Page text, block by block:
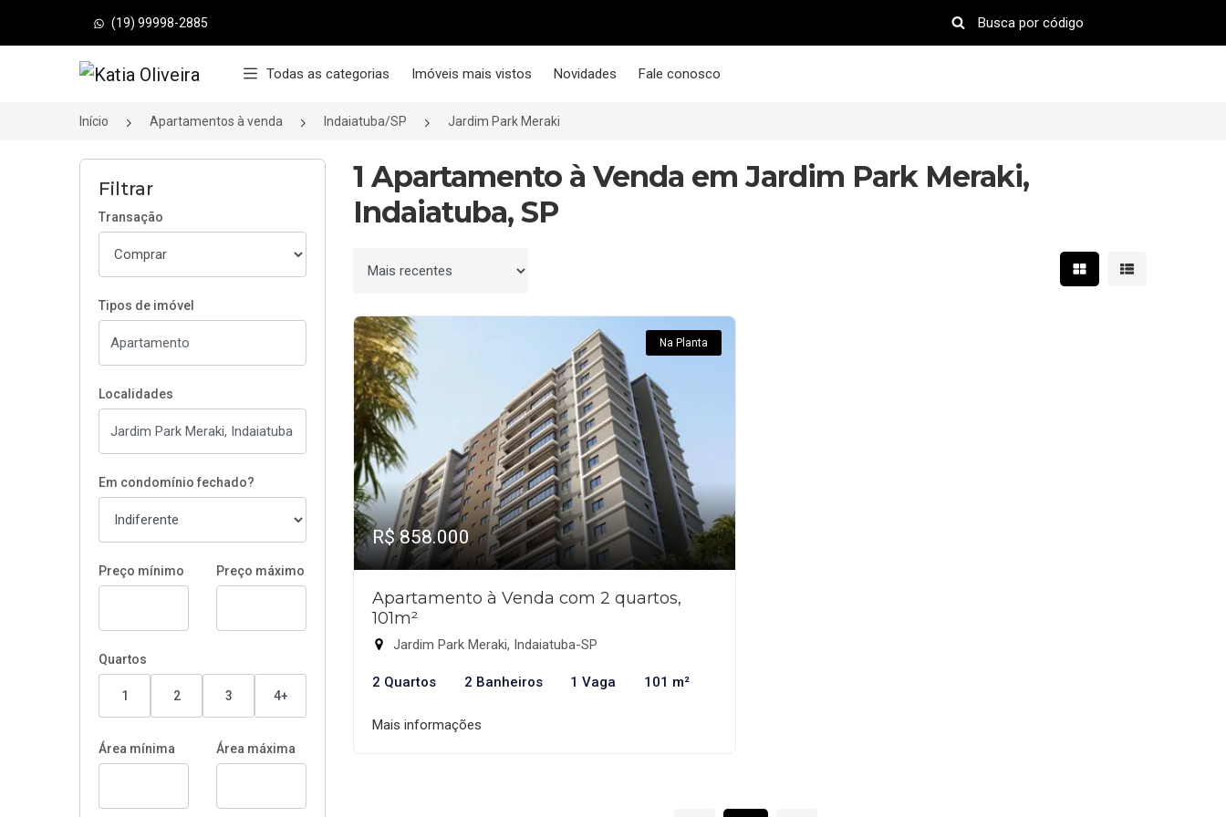
(19) 99998-2885
Página inicial Todas as categorias Imóveis mais vistos Novidades Fale conosco
Início Apartamentos à venda Indaiatuba/SP Jardim Park Meraki
Filtrar
Transação
Tipos de imóvel
Localidades
Em condomínio fechado?
Preço mínimo Preço máximo
Quartos
1 2 3 4+
Área mínima Área máxima
1 Apartamento à Venda em Jardim Park Meraki,
Indaiatuba, SP
Ordenar por Mostrar resultados em
Mostrar
Na Planta
R$ 858.000
Apartamento à Venda com 2 quartos,
101m²
Jardim Park Meraki, Indaiatuba-SP
2 Quartos 2 Banheiros 1 Vaga 101 m²
Mais informações